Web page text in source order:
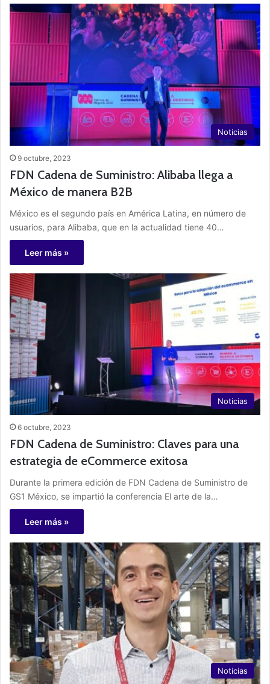
Noticias
9 octubre, 2023
FDN Cadena de Suministro: Alibaba llega a
México de manera B2B
México es el segundo país en América Latina, en número de
usuarios, para Alibaba, que en la actualidad tiene 40…
Leer más »
Noticias
6 octubre, 2023
FDN Cadena de Suministro: Claves para una
estrategia de eCommerce exitosa
Durante la primera edición de FDN Cadena de Suministro de
GS1 México, se impartió la conferencia El arte de la…
Leer más »
Noticias